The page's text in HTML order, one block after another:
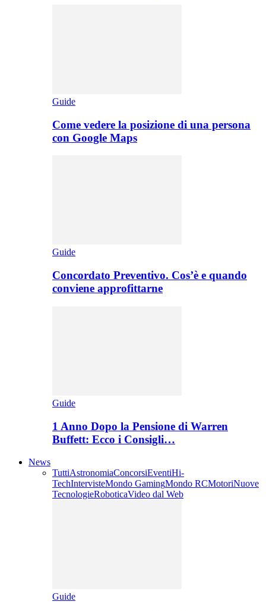
Guide
Come vedere la posizione di una persona
con Google Maps
Guide
Concordato Preventivo. Cos’è e quando
conviene approfittarne
Guide
1 Anno Dopo la Pensione di Warren
Buffett: Ecco i Consigli…
News
TuttiAstronomiaConcorsiEventiHi-
TechIntervisteMondo GamingMondo RCMotoriNuove
TecnologieRoboticaVideo dal Web
Guide